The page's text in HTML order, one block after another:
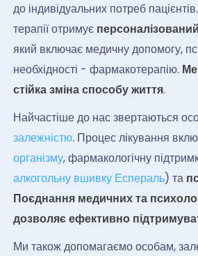
до індивідуальних потреб
терапії отримує
який включає медичну допомогу,
необхідності - фармакотерапію.
стійка зміна способу життя.
Найчастіше до нас звертаються
залежністю. Процес лікування
організму, фармакологічну
алкогольну вшивку Еспераль) та
Поєднання медичних та
дозволяє ефективно
Ми також допомагаємо особам,